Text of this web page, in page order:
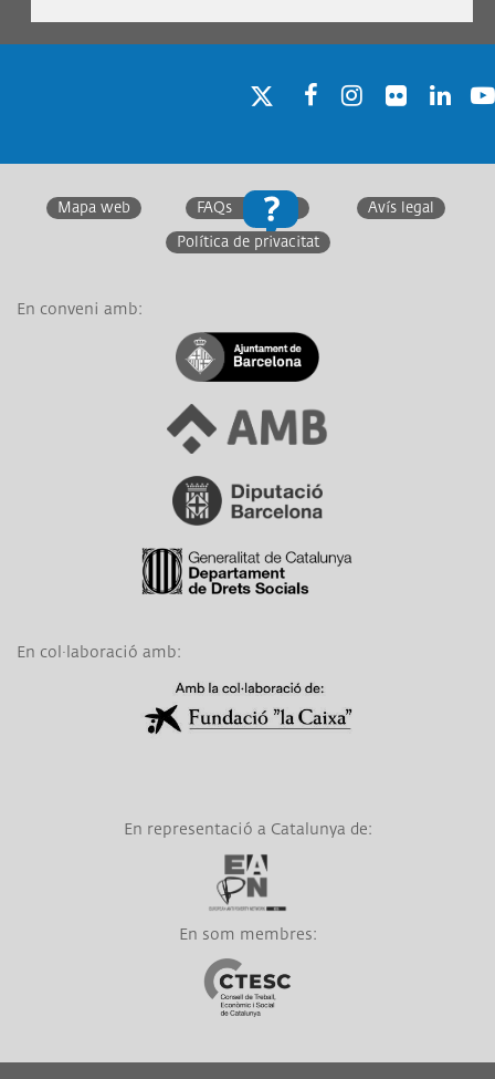
Mapa web FAQs Avís legal
Política de privacitat
En conveni amb:
Link a Ajuntament de Barcelona
Link a Àrea Metropolitana de Barcelona
Link a Diputació de Barcelona
Link a Generalitat de Catalunya
En col·laboració amb:
En representació a Catalunya de:
Link a EAPN
En som membres:
Link a CTESC